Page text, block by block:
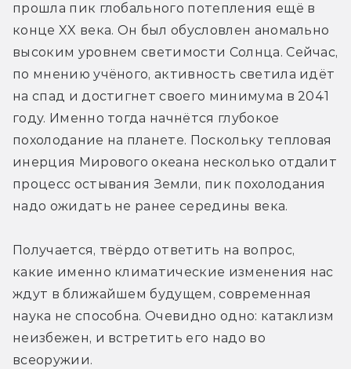
прошла пик глобального потепления ещё в
конце XX века. Он был обусловлен аномально
высоким уровнем светимости Солнца. Сейчас,
по мнению учёного, активность светила идёт
на спад и достигнет своего минимума в 2041
году. Именно тогда начнётся глубокое
похолодание на планете. Поскольку тепловая
инерция Мирового океана несколько отдалит
процесс остывания Земли, пик похолодания
надо ожидать не ранее середины века.
Получается, твёрдо ответить на вопрос,
какие именно климатические изменения нас
ждут в ближайшем будущем, современная
наука не способна. Очевидно одно: катаклизм
неизбежен, и встретить его надо во
всеоружии.